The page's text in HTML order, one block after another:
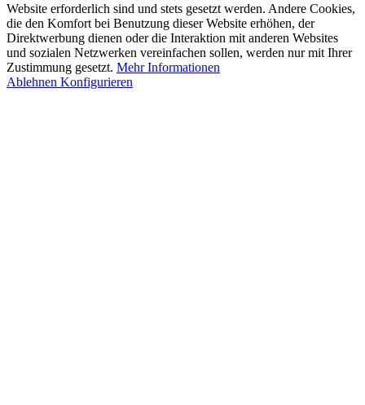
Website erforderlich sind und stets gesetzt werden. Andere Cookies,
die den Komfort bei Benutzung dieser Website erhöhen, der
Direktwerbung dienen oder die Interaktion mit anderen Websites
und sozialen Netzwerken vereinfachen sollen, werden nur mit Ihrer
Zustimmung gesetzt. Mehr Informationen
Ablehnen Konfigurieren